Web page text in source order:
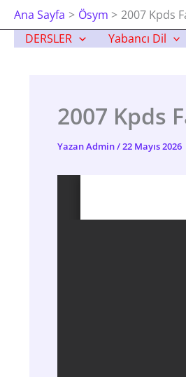
İçeriğe
Atla
DERSLER Yabancı Dil
Ana Sayfa Ösym 2007 Kpds
2007 Kpds
YazanAdmin/22 Mayıs 2026